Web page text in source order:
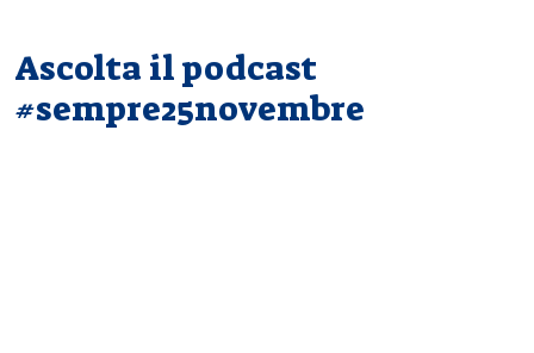
Ascolta il podcast
#sempre25novembre